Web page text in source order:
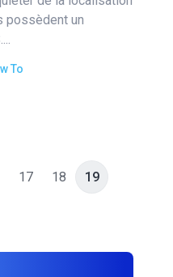
possèdent un
To
17 18 19